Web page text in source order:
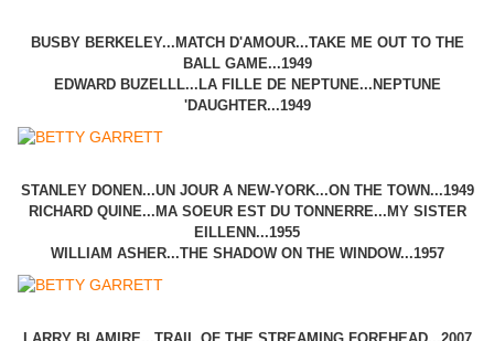
BUSBY BERKELEY...MATCH D'AMOUR...TAKE ME OUT TO THE
BALL GAME...1949
EDWARD BUZELLL...LA FILLE DE NEPTUNE...NEPTUNE
'DAUGHTER...1949
STANLEY DONEN...UN JOUR A NEW-YORK...ON THE TOWN...1949
RICHARD QUINE...MA SOEUR EST DU TONNERRE...MY SISTER
EILLENN...1955
WILLIAM ASHER...THE SHADOW ON THE WINDOW...1957